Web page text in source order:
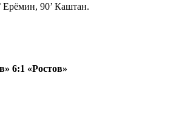
Ерёмин, 90’ Каштан.
6:1 «Ростов»